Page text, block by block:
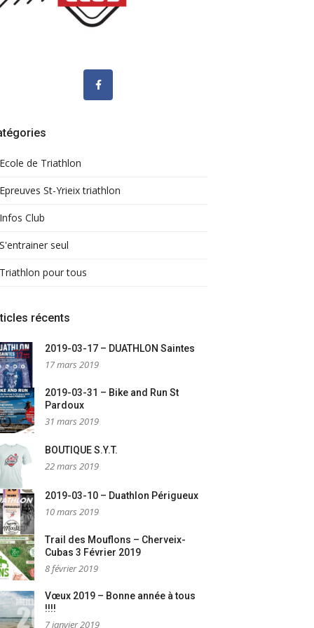
Ecole de Triathlon
Epreuves St-Yrieix triathlon
Infos Club
S'entrainer seul
Triathlon pour tous
récents
2019-03-17 – DUATHLON Saintes
17 mars 2019
2019-03-31 – Bike and Run St
Pardoux
31 mars 2019
BOUTIQUE S.Y.T.
22 mars 2019
2019-03-10 – Duathlon Périgueux
10 mars 2019
Trail des Mouflons – Cherveix-
Cubas 3 Février 2019
8 février 2019
Vœux 2019 – Bonne année à tous
!!!!
7 janvier 2019